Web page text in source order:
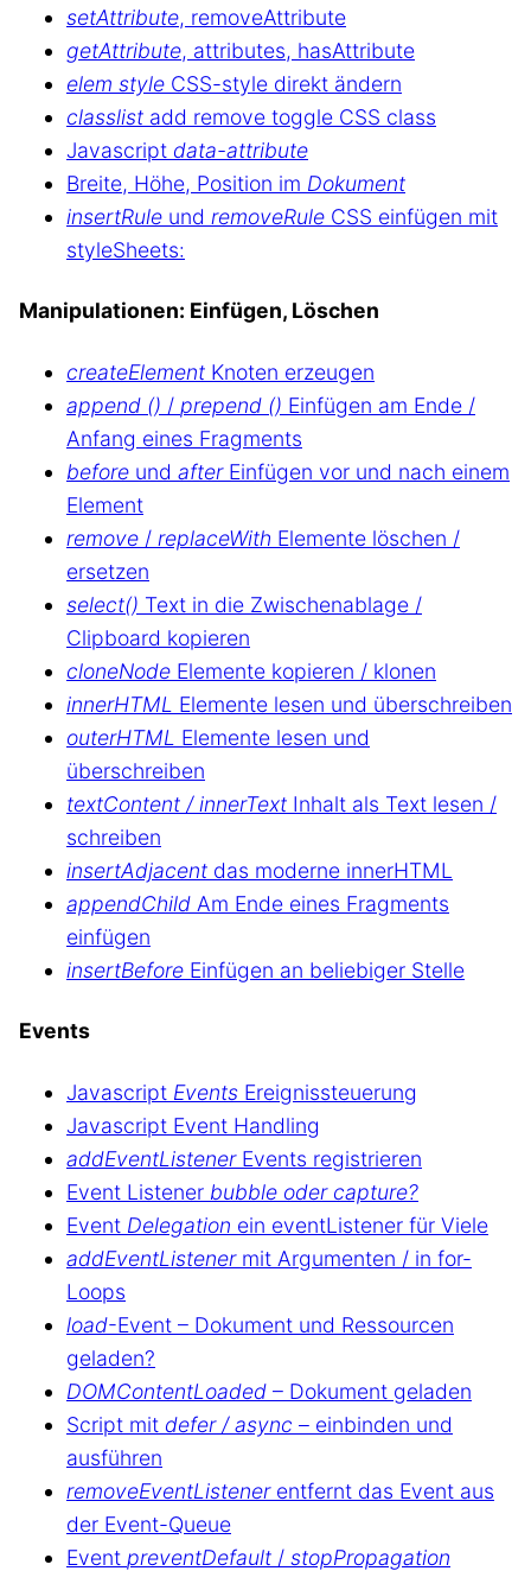
setAttribute, removeAttribute
getAttribute, attributes, hasAttribute
elem style CSS-style direkt ändern
classlist add remove toggle CSS class
Javascript data-attribute
Breite, Höhe, Position im Dokument
insertRule und removeRule CSS einfügen mit
styleSheets:
Manipulationen: Einfügen, Löschen
createElement Knoten erzeugen
append () / prepend () Einfügen am Ende /
Anfang eines Fragments
before und afterEinfügen vor und nach einem
Element
remove / replaceWith Elemente löschen /
ersetzen
select() Text in die Zwischenablage /
Clipboard kopieren
cloneNode Elemente kopieren / klonen
innerHTML Elemente lesen und überschreiben
outerHTML Elemente lesen und
überschreiben
textContent / innerText Inhalt als Text lesen /
schreiben
insertAdjacent das moderne innerHTML
appendChild Am Ende eines Fragments
einfügen
insertBefore Einfügen an beliebiger Stelle
Events
Javascript Events Ereignissteuerung
Javascript Event Handling
addEventListenerEvents registrieren
Event Listener bubble oder capture?
Event Delegation ein eventListener für Viele
addEventListenermit Argumenten / in for-
Loops
load-Event – Dokument und Ressourcen
geladen?
DOMContentLoaded – Dokument geladen
Script mit defer / async – einbinden und
ausführen
removeEventListenerentfernt das Event aus
der Event-Queue
Event preventDefault / stopPropagation